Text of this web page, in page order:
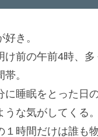
好き。
け前の午前4時、
帯。
に睡眠をとった日
うな気がしてくる。
１時間だけは誰も